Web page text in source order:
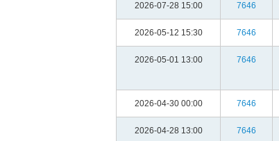
2026-07-28 15:00 7646
2026-05-12 15:30 7646
2026-05-01 13:00 7646
2026-04-30 00:00 7646
2026-04-28 13:00 7646